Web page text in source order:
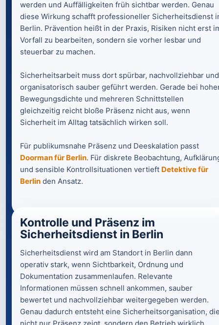
werden und Auffälligkeiten früh sichtbar werden. Genau
diese Wirkung schafft professioneller Sicherheitsdienst
Berlin. Prävention heißt in der Praxis, Risiken nicht erst
Vorfall zu bearbeiten, sondern sie vorher lesbar und
steuerbar zu machen.
Sicherheitsarbeit muss dort spürbar, nachvollziehbar und
organisatorisch sauber geführt werden. Gerade bei
Bewegungsdichte und mehreren Schnittstellen
gleichzeitig reicht bloße Präsenz nicht aus, wenn
Sicherheit im Alltag tatsächlich wirken soll.
Für publikumsnahe Präsenz und Deeskalation passt
Doorman für Berlin. Für diskrete Beobachtung,
und sensible Kontrollsituationen vertieft Detektive für
Berlin den Ansatz.
Kontrolle und Präsenz im
Sicherheitsdienst in Berlin
Sicherheitsdienst wird am Standort in Berlin dann
operativ stark, wenn Sichtbarkeit, Ordnung und
Dokumentation zusammenlaufen. Relevante
Informationen müssen schnell ankommen, sauber
bewertet und nachvollziehbar weitergegeben werden.
Genau dadurch entsteht eine Sicherheitsorganisation,